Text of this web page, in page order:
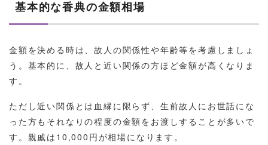
基本的な香典の金額相場
金額を決める時は、故人の関係性や年齢等を考慮しましょ
う。基本的に、故人と近い関係の方ほど金額が高くなりま
す。
ただし近い関係とは血縁に限らず、生前故人にお世話にな
った方もそれなりの程度の金額をお渡しすることが多いで
す。親戚は10,000円が相場になります。